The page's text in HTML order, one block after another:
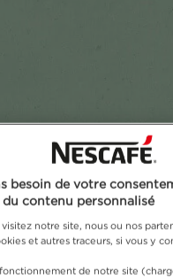
besoin de votre
contenu personnalisé
notre site, nous ou nos
et autres traceurs, si vous y
de notre site